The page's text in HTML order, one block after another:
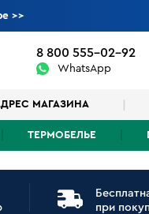
>>
8 800 555-02-92
WhatsApp
МАГАЗИНА
ТЕРМОБЕЛЬЕ
при